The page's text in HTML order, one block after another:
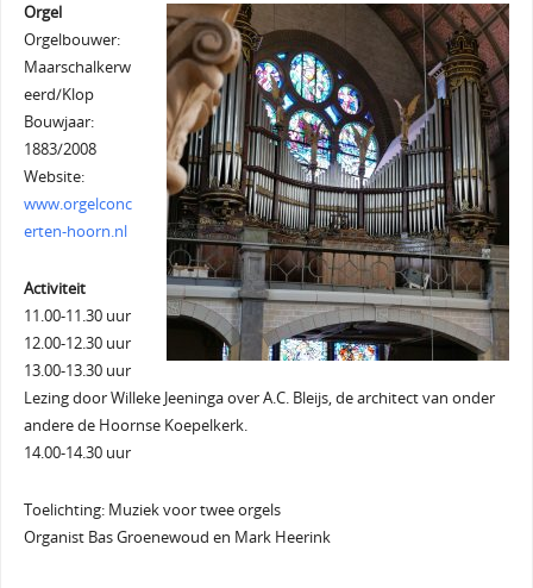
Orgel
Orgelbouwer:
Maarschalkerw
eerd/Klop
Bouwjaar:
1883/2008
Website:
www.orgelconc
erten-hoorn.nl
Activiteit
11.00-11.30 uur
12.00-12.30 uur
13.00-13.30 uur
Lezing door Willeke Jeeninga over A.C. Bleijs, de architect van onder
andere de Hoornse Koepelkerk.
14.00-14.30 uur
Toelichting: Muziek voor twee orgels
Organist Bas Groenewoud en Mark Heerink